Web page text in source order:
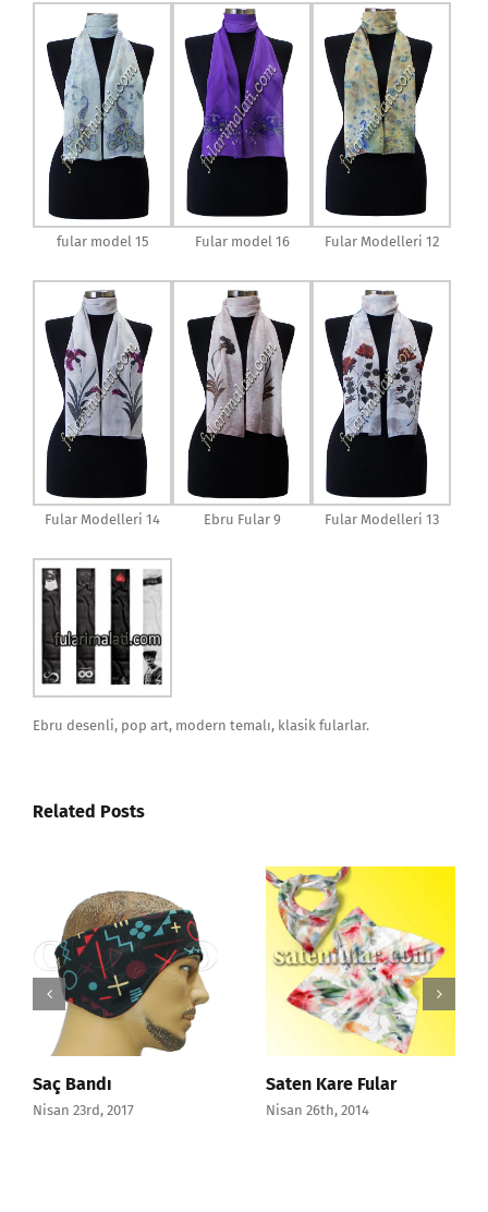
fular model 15 Fular model 16 Fular Modelleri 12
Fular Modelleri 14 Ebru Fular 9 Fular Modelleri 13
Ebru desenli, pop art, modern temalı, klasik fularlar.
Related Posts
Saç Bandı
Nisan 23rd, 2017
Saten Kare Fular
Nisan 26th, 2014